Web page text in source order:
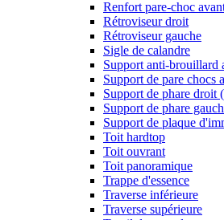
Renfort pare-choc
Rétroviseur droit
Rétroviseur gauche
Sigle de calandre
Support anti-brouillard
Support de pare chocs
Support de phare droit
Support de phare
Support de plaque
Toit hardtop
Toit ouvrant
Toit panoramique
Trappe d'essence
Traverse inférieure
Traverse supérieure